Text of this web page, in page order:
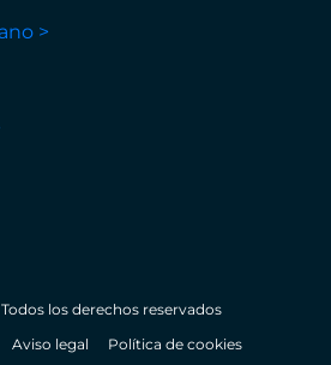
>
los derechos reservados
Aviso legal Política de cookies